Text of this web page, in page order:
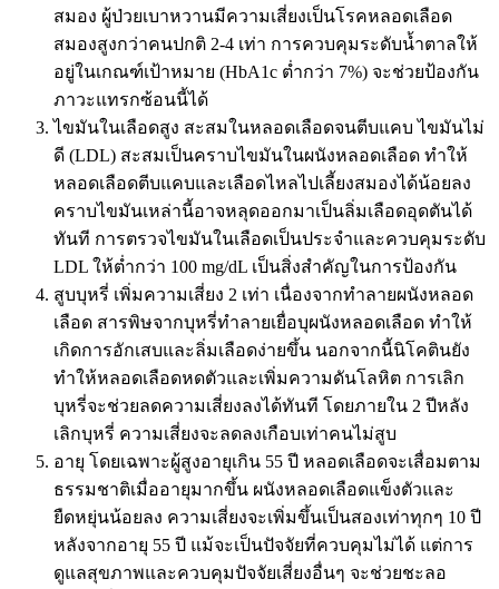
สมอง ผู้ป่วยเบาหวานมีความเสี่ยงเป็นโรคหลอดเลือด
สมองสูงกว่าคนปกติ 2-4 เท่า การควบคุมระดับน้ำตาลให้
อยู่ในเกณฑ์เป้าหมาย (HbA1c ต่ำกว่า 7%) จะช่วยป้องกัน
ภาวะแทรกซ้อนนี้ได้
ไขมันในเลือดสูง สะสมในหลอดเลือดจนตีบแคบ ไขมันไม่
ดี (LDL) สะสมเป็นคราบไขมันในผนังหลอดเลือด ทำให้
หลอดเลือดตีบแคบและเลือดไหลไปเลี้ยงสมองได้น้อยลง
คราบไขมันเหล่านี้อาจหลุดออกมาเป็นลิ่มเลือดอุดตันได้
ทันที การตรวจไขมันในเลือดเป็นประจำและควบคุมระดับ
LDL ให้ต่ำกว่า 100 mg/dL เป็นสิ่งสำคัญในการป้องกัน
สูบบุหรี่ เพิ่มความเสี่ยง 2 เท่า เนื่องจากทำลายผนังหลอด
เลือด สารพิษจากบุหรี่ทำลายเยื่อบุผนังหลอดเลือด ทำให้
เกิดการอักเสบและลิ่มเลือดง่ายขึ้น นอกจากนี้นิโคตินยัง
ทำให้หลอดเลือดหดตัวและเพิ่มความดันโลหิต การเลิก
บุหรี่จะช่วยลดความเสี่ยงลงได้ทันที โดยภายใน 2 ปีหลัง
เลิกบุหรี่ ความเสี่ยงจะลดลงเกือบเท่าคนไม่สูบ
อายุ โดยเฉพาะผู้สูงอายุเกิน 55 ปี หลอดเลือดจะเสื่อมตาม
ธรรมชาติเมื่ออายุมากขึ้น ผนังหลอดเลือดแข็งตัวและ
ยืดหยุ่นน้อยลง ความเสี่ยงจะเพิ่มขึ้นเป็นสองเท่าทุกๆ 10 ปี
หลังจากอายุ 55 ปี แม้จะเป็นปัจจัยที่ควบคุมไม่ได้ แต่การ
ดูแลสุขภาพและควบคุมปัจจัยเสี่ยงอื่นๆ จะช่วยชะลอ